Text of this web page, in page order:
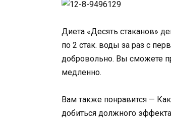
Диета «Десять стаканов»
по 2 стак. воды за раз с
добровольно. Вы сможете
медленно.
Вам также понравится —
добиться должного эффекта